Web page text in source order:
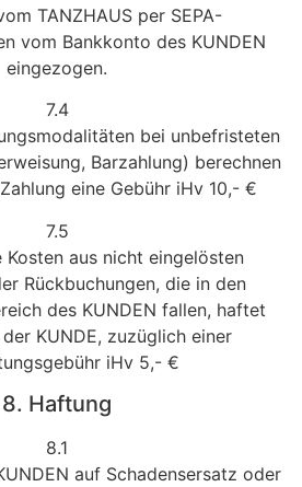
TANZHAUS per SEPA-
vom Bankkonto des KUNDEN
eingezogen.
7.4
bei unbefristeten
Barzahlung) berechnen
eine Gebühr iHv 10,- €
7.5
Kosten aus nicht eingelösten
Rückbuchungen, die in den
des KUNDEN fallen, haftet
KUNDE, zuzüglich einer
iHv 5,- €
8. Haftung
8.1
auf Schadensersatz oder